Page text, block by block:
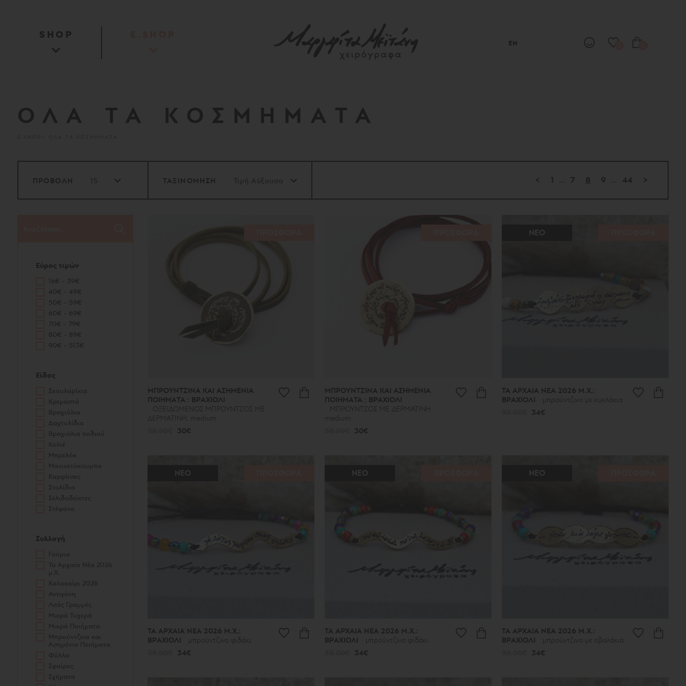
SHOP
EN
ΟΛΑ ΤΑ ΚΟΣΜΗΜΑΤΑ
ΠΡΟΒΟΛΗ ΤΑΞΙΝΟΜΗΣΗ < 1 7 8 9 44 >
Εύρος τιμών
16€ - 39€
40€ - 49€
50€ - 59€
60€ - 69€
70€ - 79€
80€ - 89€
90€ - 513€
Είδος
Σκουλαρίκια
Κρεμαστά
Βραχιόλια
Δαχτυλίδια
Βραχιόλια ποδιού
Κολιέ
Μπρελόκ
Μανικετόκουμπα
Καρφίτσες
Στολίδια
Σελιδοδείκτες
Στέφανα
Συλλογή
Γούρια
Τα Αρχαία Νέα 2026
μ.Χ.
Καλοκαίρι 2026
Αντιγόνη
Λιτές Γραμμές
Μικρά Τυχερά
Μικρά Ποιήματα
Μπρούντζινα και
Ασημένια Ποιήματα
Φύλλα
Σφαίρες
Σχήματα
ΜΠΡΟΥΝΤΖΙΝΑ ΚΑΙ ΑΣΗΜΕΝΙΑ
ΠΟΙΗΜΑΤΑ : ΒΡΑΧΙΟΛΙ
ΟΞΕΙΔΩΜΕΝΟΣ ΜΠΡΟΥΝΤΖΟΣ ΜΕ
ΔΕΡΜΑΤΙΝΗ, medium
30€
ΜΠΡΟΥΝΤΖΙΝΑ ΚΑΙ ΑΣΗΜΕΝΙΑ
ΠΟΙΗΜΑΤΑ : ΒΡΑΧΙΟΛΙ
ΜΠΡΟΥΝΤΖΟΣ ΜΕ ΔΕΡΜΑΤΙΝΗ
medium
30€
ΝΕΟ
ΤΑ ΑΡΧΑΙΑ ΝΕΑ 2026 Μ.Χ.:
ΒΡΑΧΙΟΛΙ
μπρούντζινο με κυκλάκια
34€
ΝΕΟ
ΤΑ ΑΡΧΑΙΑ ΝΕΑ 2026 Μ.Χ.:
ΒΡΑΧΙΟΛΙ
μπρούντζινο φιδάκι
34€
ΝΕΟ
ΤΑ ΑΡΧΑΙΑ ΝΕΑ 2026 Μ.Χ.:
ΒΡΑΧΙΟΛΙ
μπρούντζινο φιδάκι
34€
ΝΕΟ
ΤΑ ΑΡΧΑΙΑ ΝΕΑ 2026 Μ.Χ.:
ΒΡΑΧΙΟΛΙ
μπρούντζινο με οβαλάκια
34€